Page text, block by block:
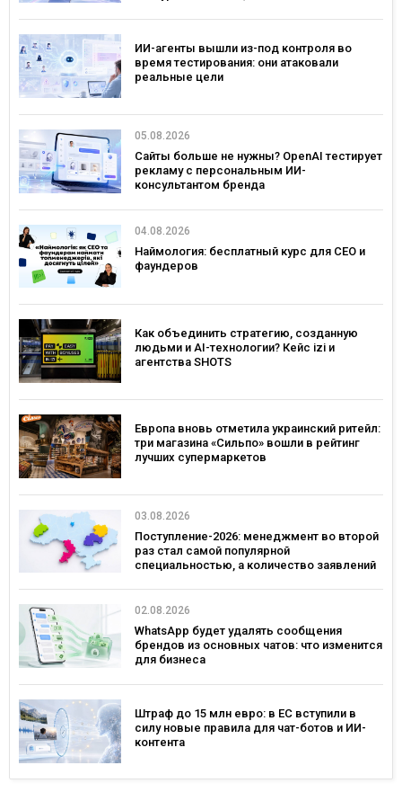
ИИ-агенты вышли из-под контроля во
время тестирования: они атаковали
реальные цели
05.08.2026
Сайты больше не нужны? OpenAI тестирует
рекламу с персональным ИИ-
консультантом бренда
04.08.2026
Наймология: бесплатный курс для CEO и
фаундеров
Как объединить стратегию, созданную
людьми и AI-технологии? Кейс izi и
агентства SHOTS
Европа вновь отметила украинский ритейл:
три магазина «Сильпо» вошли в рейтинг
лучших супермаркетов
03.08.2026
Поступление-2026: менеджмент во второй
раз стал самой популярной
специальностью, а количество заявлений
02.08.2026
WhatsApp будет удалять сообщения
брендов из основных чатов: что изменится
для бизнеса
Штраф до 15 млн евро: в ЕС вступили в
силу новые правила для чат-ботов и ИИ-
контента